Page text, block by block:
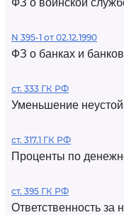
ФЗ о воинской
N 395-1 от 02.12.1990
ФЗ о банках и
ст. 333 ГК РФ
Уменьшение
ст. 317.1 ГК РФ
Проценты по
ст. 395 ГК РФ
Ответственность за